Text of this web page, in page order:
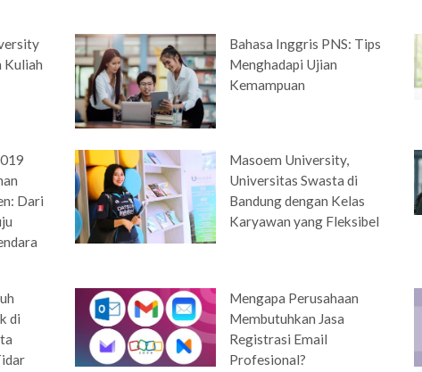
Kuliah
Bahasa Inggris PNS: Tips
Menghadapi Ujian
Kemampuan
Dari
Masoem University,
Universitas Swasta di
Bandung dengan Kelas
Karyawan yang Fleksibel
di
Mengapa Perusahaan
Membutuhkan Jasa
Registrasi Email
Profesional?